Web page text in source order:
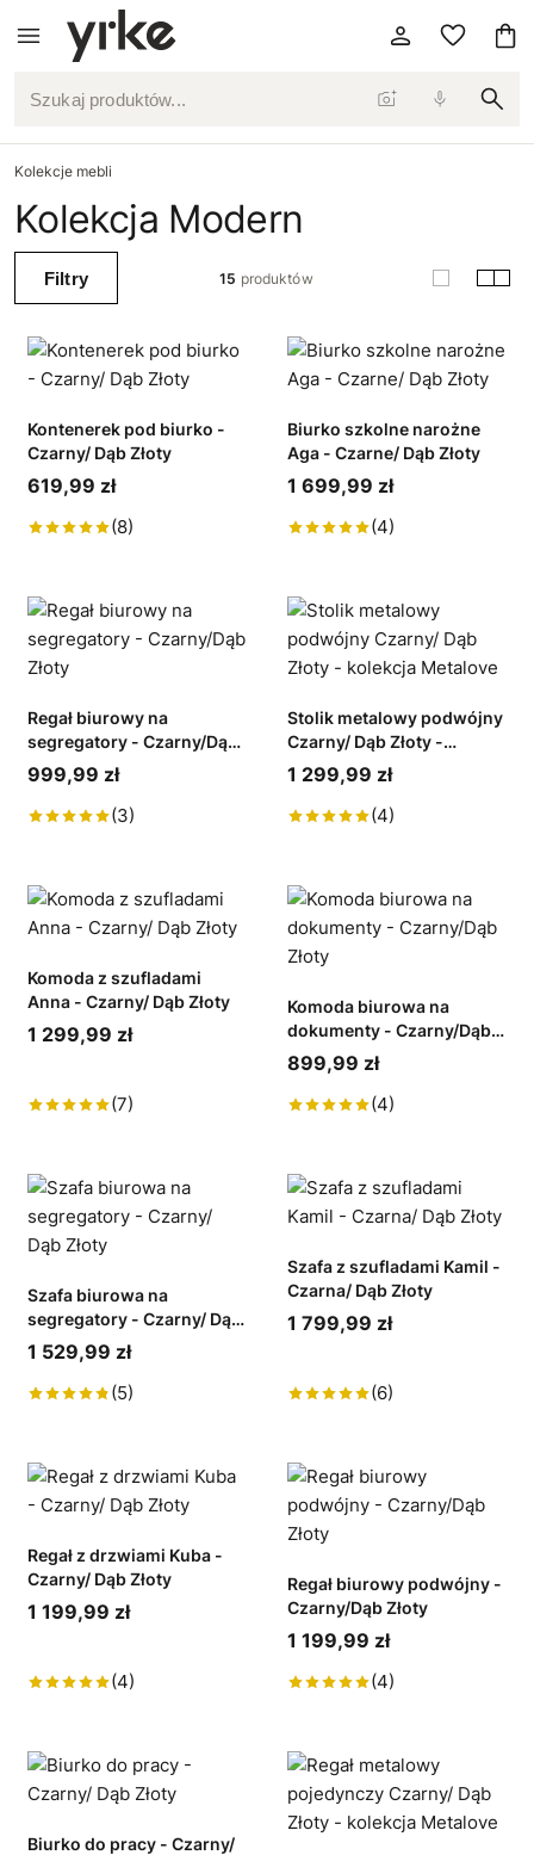
Szukaj produktów...
Kolekcje mebli
Kolekcja Modern
Filtry 15 produktów
Kontenerek pod biurko -
Czarny/ Dąb Złoty
619,99 zł
(8)
Biurko szkolne narożne
Aga - Czarne/ Dąb Złoty
1 699,99 zł
(4)
Regał biurowy na
segregatory - Czarny/Dąb
Złoty
999,99 zł
(3)
Stolik metalowy podwójny
Czarny/ Dąb Złoty -
kolekcja Metalove
1 299,99 zł
(4)
Komoda z szufladami
Anna - Czarny/ Dąb Złoty
1 299,99 zł
(7)
Komoda biurowa na
dokumenty - Czarny/Dąb
Złoty
899,99 zł
(4)
Szafa biurowa na
segregatory - Czarny/ Dąb
Złoty
1 529,99 zł
(5)
Szafa z szufladami Kamil -
Czarna/ Dąb Złoty
1 799,99 zł
(6)
Regał z drzwiami Kuba -
Czarny/ Dąb Złoty
1 199,99 zł
(4)
Regał biurowy podwójny -
Czarny/Dąb Złoty
1 199,99 zł
(4)
Biurko do pracy - Czarny/